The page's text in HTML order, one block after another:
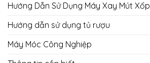
Hướng Dẫn Sử Dụng Máy Xay Mút Xốp
Hướng dẫn sử dụng tủ rượu
Máy Móc Công Nghiệp